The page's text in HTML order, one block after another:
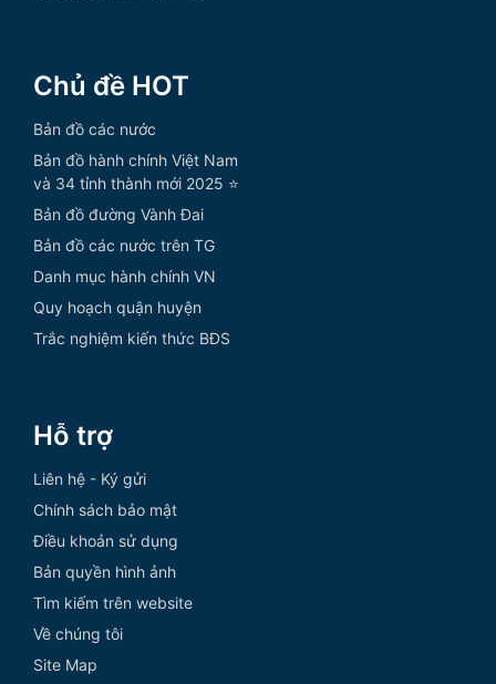
Chủ đề HOT
Bản đồ các nước
Bản đồ hành chính Việt Nam
và 34 tỉnh thành mới 2025 ⭐
Bản đồ đường Vành Đai
Bản đồ các nước trên TG
Danh mục hành chính VN
Quy hoạch quận huyện
Trắc nghiệm kiến thức BĐS
Hỗ trợ
Liên hệ - Ký gửi
Chính sách bảo mật
Điều khoản sử dụng
Bản quyền hình ảnh
Tìm kiếm trên website
Về chúng tôi
Site Map